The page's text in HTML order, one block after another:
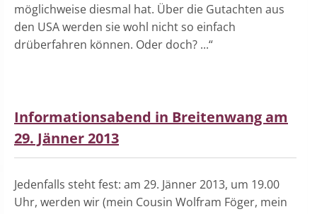
möglichweise diesmal hat. Über die Gutachten aus
den USA werden sie wohl nicht so einfach
drüberfahren können. Oder doch? ...“
Informationsabend in Breitenwang am
29. Jänner 2013
Jedenfalls steht fest: am 29. Jänner 2013, um 19.00
Uhr, werden wir (mein Cousin Wolfram Föger, mein